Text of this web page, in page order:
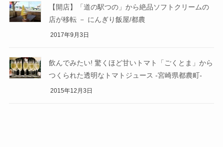
【開店】「道の駅つの」から絶品ソフトクリームの
店が移転 － にんぎり飯屋/都農
2017年9月3日
飲んでみたい! 驚くほど甘いトマト「ごくとま」から
つくられた透明なトマトジュース -宮崎県都農町-
2015年12月3日